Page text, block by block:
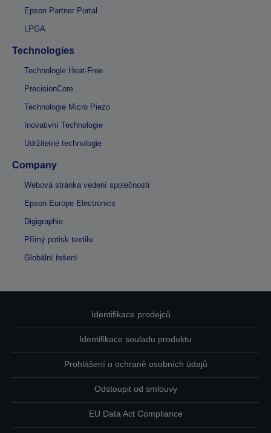
Epson Partner Portal
LPGA
Technologies
Technologie Heat-Free
PrecisionCore
Technologie Micro Piezo
Inovativní Technologie
Udržitelné technologie
Company
Webová stránka vedení společnosti
Epson Europe Electronics
Digigraphie
Přímý potisk textilu
Globální řešení
Identifikace prodejců
Identifikace souladu produktu
Prohlášení o ochraně osobních údajů
Odstoupit od smlouvy
EU Data Act Compliance